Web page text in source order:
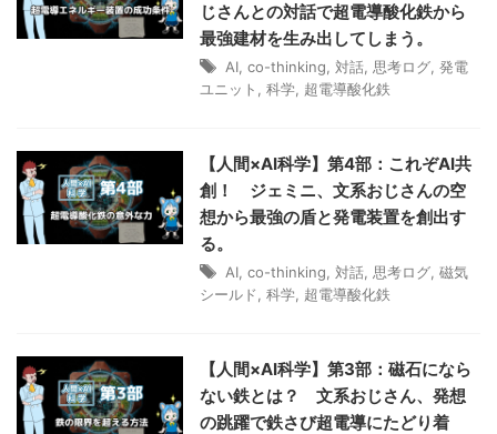
じさんとの対話で超電導酸化鉄から
最強建材を生み出してしまう。
AI co-thinking 対話 思考ログ 発電
ユニット
科学 超電導酸化鉄
【人間×AI科学】第4部：これぞAI共
創！ ジェミニ、文系おじさんの空
想から最強の盾と発電装置を創出す
る。
AI co-thinking 対話 思考ログ 磁気
シールド
科学 超電導酸化鉄
【人間×AI科学】第3部：磁石になら
ない鉄とは？ 文系おじさん、発想
の跳躍で鉄さび超電導にたどり着